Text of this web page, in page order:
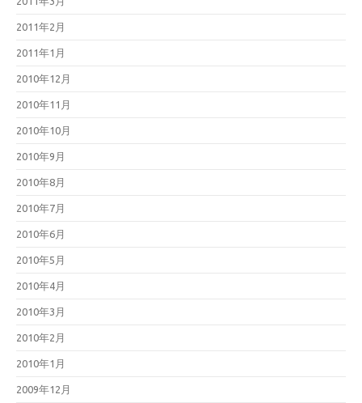
2011年2月
2011年1月
2010年12月
2010年11月
2010年10月
2010年9月
2010年8月
2010年7月
2010年6月
2010年5月
2010年4月
2010年3月
2010年2月
2010年1月
2009年12月